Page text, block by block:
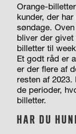
Orange-
kunder, der
søndage.
bliver der
billetter til
Et godt råd er
er der flere af
resten af
de perioder,
billetter.
HAR DU